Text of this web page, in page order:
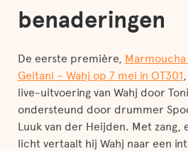
benaderingen
De eerste première,
Geitani – Wahj op 7 mei in OT301
live-uitvoering van Wahj door
ondersteund door drummer
Luuk van der Heijden. Met zang,
licht vertaalt hij Wahj naar een